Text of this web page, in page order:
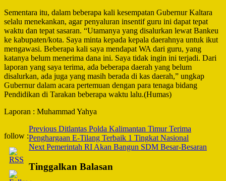
Sementara itu, dalam beberapa kali kesempatan Gubernur Kaltara
selalu menekankan, agar penyaluran insentif guru ini dapat tepat
waktu dan tepat sasaran. “Utamanya yang disalurkan lewat Bankeu
ke kabupaten/kota. Saya minta kepada kepala daerahnya untuk ikut
mengawasi. Beberapa kali saya mendapat WA dari guru, yang
katanya belum menerima dana ini. Saya tidak ingin ini terjadi. Dari
laporan yang saya terima, ada beberapa daerah yang belum
disalurkan, ada juga yang masih berada di kas daerah,” ungkap
Gubernur dalam acara pertemuan dengan para tenaga bidang
Pendidikan di Tarakan beberapa waktu lalu.(Humas)
Laporan : Muhammad Yahya
follow :
Post
Navigation
Previous Ditlantas Polda Kalimantan Timur Terima
Penghargaan E-Tilang Terbaik 1 Tingkat Nasional
Next Pemerintah RI Akan Bangun SDM Besar-Besaran
Tinggalkan Balasan